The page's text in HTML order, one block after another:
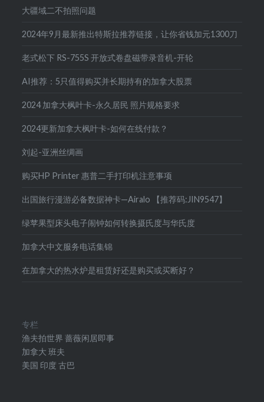
大疆域二不拍照问题
2024年9月最新推出特斯拉推荐链接，让你省钱加元1300刀
老式松下 RS-755S 开放式卷盘磁带录音机-开轮
AI推荐：5只值得购买并长期持有的加拿大股票
2024 加拿大枫叶卡-永久居民 照片规格要求
2024更新加拿大枫叶卡-如何在线付款？
刘起-亚洲丝绸画
购买HP Printer 惠普二手打印机注意事项
出国旅行漫游必备数据神卡—Airalo 【推荐码:JIN9547】
绿苹果型床头电子闹钟如何转换摄氏度与华氏度
加拿大中文服务电话集锦
在加拿大的热水炉是租赁好还是购买或买断好？
专栏
渔夫拍世界蔷薇闲居即事
加拿大 班夫
美国 印度 古巴